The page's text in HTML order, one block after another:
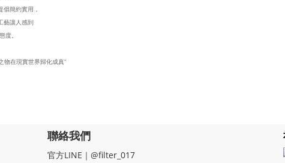
簡約實用，
藝讓人感到
度。
物在現實世界歸化成真”
聯絡我們
官方LINE｜@filter_017